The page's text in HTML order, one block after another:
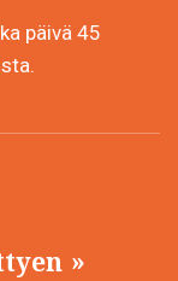
päivä 45